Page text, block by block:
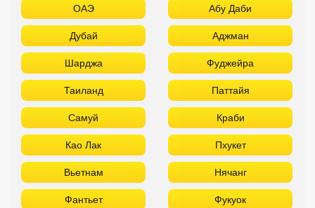
ОАЭ Абу Даби
Дубай Аджман
Шарджа Фуджейра
Таиланд Паттайя
Самуй Краби
Као Лак Пхукет
Вьетнам Нячанг
Фантьет Фукуок